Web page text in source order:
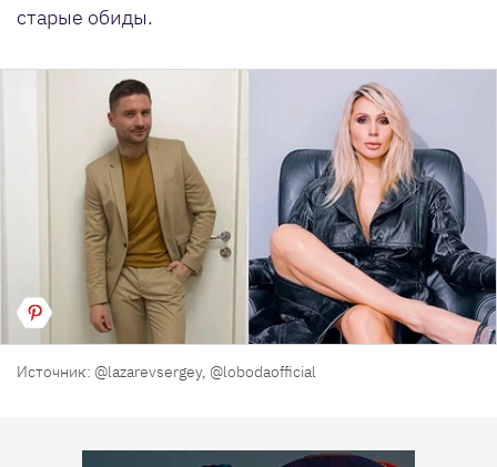
старые обиды.
Источник: @lazarevsergey, @lobodaofficial